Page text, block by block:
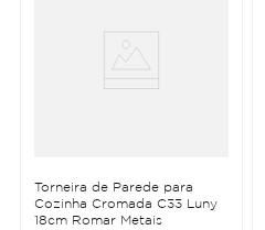
Torneira de Parede para
Cozinha Cromada C33 Luny
18cm Romar Metais